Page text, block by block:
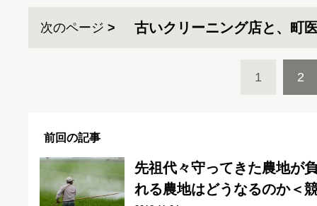
次のページ 古いクリーニング店と、町
1 2
前回の記事
先祖代々守ってきた農地が
れる農地はどうなるのか＜